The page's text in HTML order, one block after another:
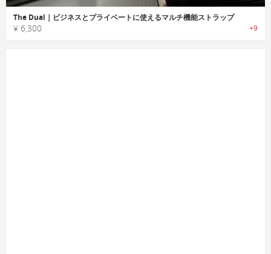
The Dual｜ビジネスとプライベートに使えるマルチ機能ストラップ
¥ 6,300 +9